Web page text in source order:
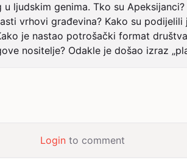
ljudskim genima. Tko su
vrhovi građevina? Kako su
je nastao potrošački format
nositelje? Odakle je došao izraz
Loginto comment